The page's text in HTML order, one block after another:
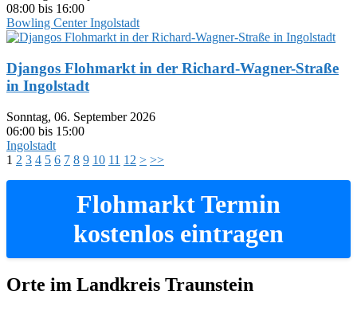
08:00 bis 16:00
Bowling Center Ingolstadt
Djangos Flohmarkt in der Richard-Wagner-Straße
in Ingolstadt
Sonntag, 06. September 2026
06:00 bis 15:00
Ingolstadt
1 2 3 4 5 6 7 8 9 10 11 12 > >>
Flohmarkt Termin
kostenlos eintragen
Orte im Landkreis Traunstein